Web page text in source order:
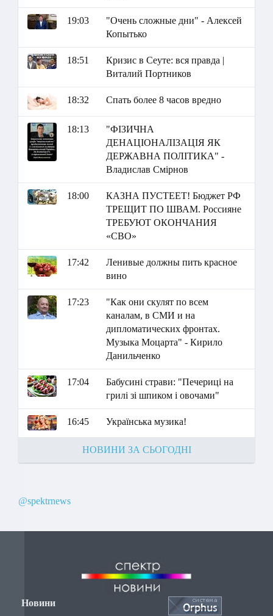
19:03
"Очень сложные дни" - Алексей
Копытько
18:51
Кризис в Сеуте: вся правда |
Виталий Портников
18:32 Спать более 8 часов вредно
18:13
"ФІЗИЧНА
ДЕНАЦІОНАЛІЗАЦІЯ ЯК
ДЕРЖАВНА ПОЛІТИКА" -
Владислав Смірнов
18:00
КАЗНА ПУСТЕЕТ! Бюджет РФ
ТРЕЩИТ ПО ШВАМ. Россияне
ТРЕБУЮТ ОКОНЧАНИЯ
«СВО»
17:42
Ленивые должны пить красное
вино
17:23
"Как они скулят по всем
каналам, в СМИ и на
дипломатических фронтах.
Музыка Моцарта" - Кирило
Данильченко
17:04
Бабусині страви: "Печериці на
грилі зі шпиком і овочами"
16:45 Українська музика!
НОВИНИ ЗА СЬОГОДНІ
@spektrnews
Новини